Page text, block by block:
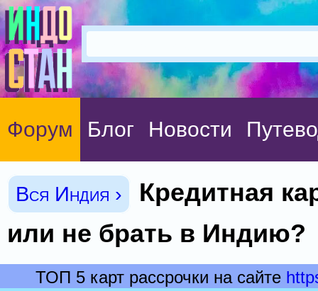
Форум Блог Новости
Вся Индия ›
Кредитная
или не брать в Индию?
ТОП 5 карт рассрочки на сайте